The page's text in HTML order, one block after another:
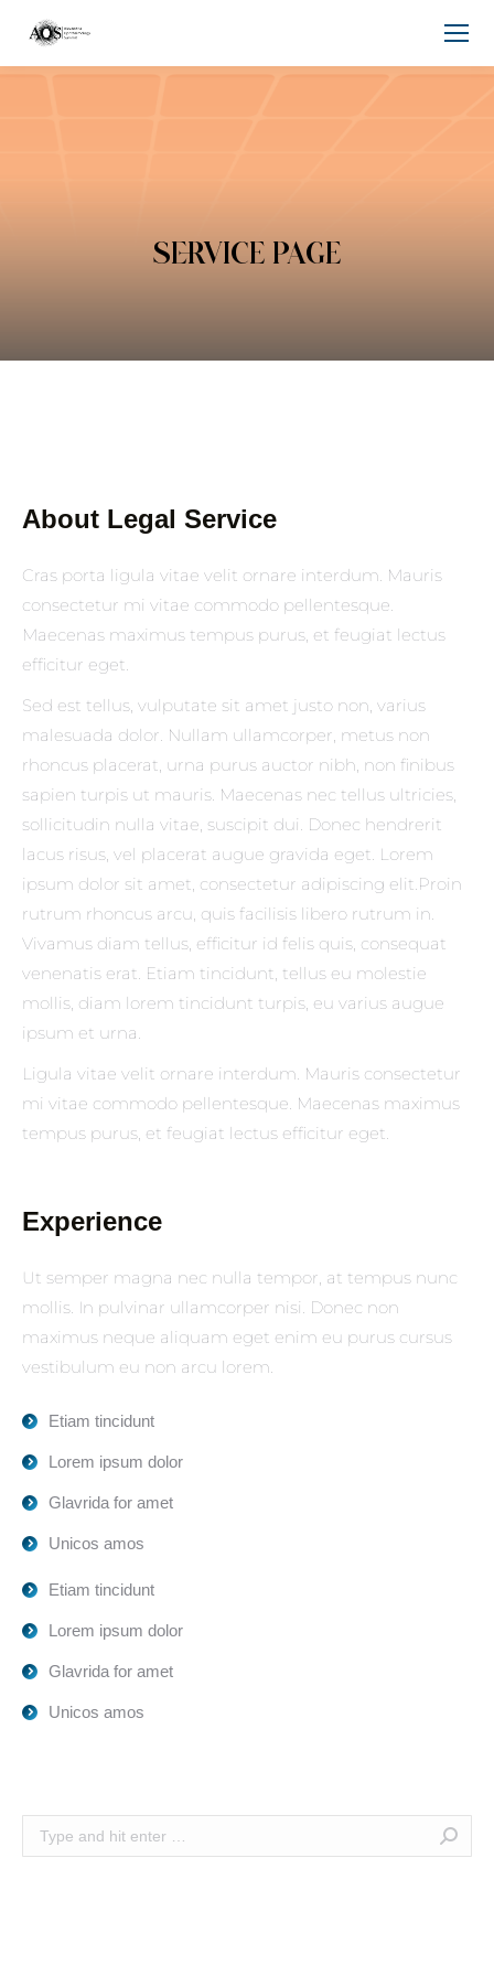
SERVICE PAGE
About Legal Service
Cras porta ligula vitae velit ornare interdum. Mauris
consectetur mi vitae commodo pellentesque.
Maecenas maximus tempus purus, et feugiat lectus
efficitur eget.
Sed est tellus, vulputate sit amet justo non, varius
malesuada dolor. Nullam ullamcorper, metus non
rhoncus placerat, urna purus auctor nibh, non finibus
sapien turpis ut mauris. Maecenas nec tellus ultricies,
sollicitudin nulla vitae, suscipit dui. Donec hendrerit
lacus risus, vel placerat augue gravida eget. Lorem
ipsum dolor sit amet, consectetur adipiscing elit.Proin
rutrum rhoncus arcu, quis facilisis libero rutrum in.
Vivamus diam tellus, efficitur id felis quis, consequat
venenatis erat. Etiam tincidunt, tellus eu molestie
mollis, diam lorem tincidunt turpis, eu varius augue
ipsum et urna.
Ligula vitae velit ornare interdum. Mauris consectetur
mi vitae commodo pellentesque. Maecenas maximus
tempus purus, et feugiat lectus efficitur eget.
Experience
Ut semper magna nec nulla tempor, at tempus nunc
mollis. In pulvinar ullamcorper nisi. Donec non
maximus neque aliquam eget enim eu purus cursus
vestibulum eu non arcu lorem.
Etiam tincidunt
Lorem ipsum dolor
Glavrida for amet
Unicos amos
Etiam tincidunt
Lorem ipsum dolor
Glavrida for amet
Unicos amos
Search: